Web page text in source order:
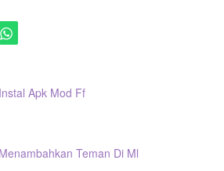
Apk Mod Ff
Teman Di Ml